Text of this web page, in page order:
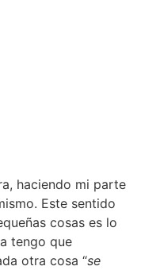
haciendo mi parte
Este sentido
cosas es lo
tengo que
otra cosa “se